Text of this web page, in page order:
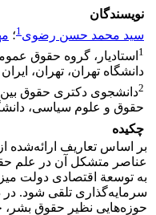
نویسندگان
سید محمد حسن رضوی1؛
1 استادیار، گروه حقوق
دانشگاه تهران، تهران، ایران
2دانشجوی دکتری حقوق
حقوق و علوم سیاسی،
چکیده
بر اساس تعاریف ارائه‌شده
عناصر متشکل آن در علم
به توسعة اقتصادی دولت
سرمایه‌گذاری تلقی شود.
حوزه‌هایی نظیر حقوق